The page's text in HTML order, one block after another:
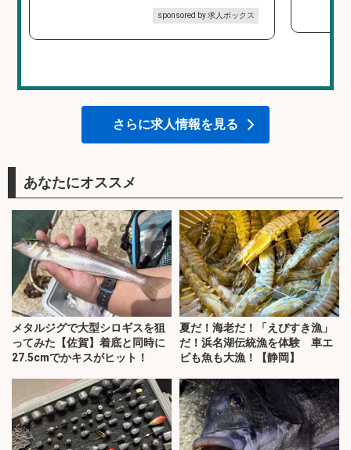
sponsored by 求人ボックス
さらに求人情報を見る
あなたにオススメ
メタルジグで大型シロギスを狙
ってみた【佐賀】着底と同時に
27.5cmでかキスがヒット！
夏だ！海老だ！「えびすき漁」
だ！浜名湖伝統漁を体験 車エ
ビも魚も大漁！【静岡】